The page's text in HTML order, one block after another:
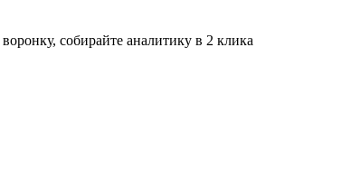
собирайте аналитику в 2 клика